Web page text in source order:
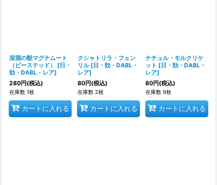
深淵の獣マグナムート
（ビーステッド）
[日・
効・DABL・レア]
280円(税込)
在庫数 1枚
カートに入れる
クシャトリラ・フェン
リル [日・効・DABL・
レア]
80円(税込)
在庫数 2枚
カートに入れる
ナチュル・モルクリケ
ット [日・効・DABL・
レア]
80円(税込)
在庫数 9枚
カートに入れる